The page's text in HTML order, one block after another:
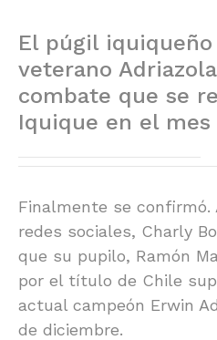
El púgil
veterano
combate que se
Iquique en el
Finalmente se confirmó.
redes sociales, Charly
que su pupilo, Ramón
por el título de Chile
actual campeón Erwin
de diciembre.